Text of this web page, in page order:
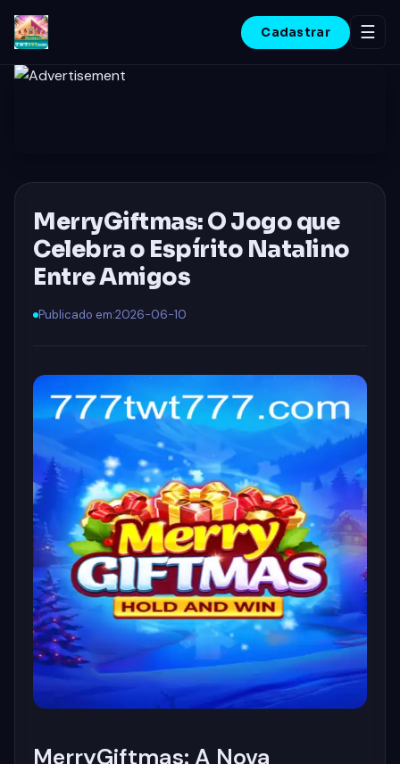
JOGOS DE LOTERIA
LOTERIA ONLINE
JOGOS DE BINGO
COMUNIDADE JOGADORES
Cadastrar ☰
MerryGiftmas: O Jogo que
Celebra o Espírito Natalino
Entre Amigos
Publicado em:2026-06-10
MerryGiftmas: A Nova